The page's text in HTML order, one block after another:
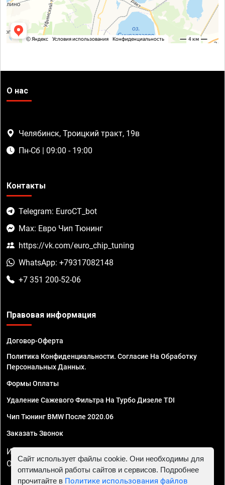
О нас
Челябинск, Троицкий тракт, 19в
Пн-Сб | 09:00 - 19:00
Контакты
Telegram: EuroCT_bot
Max: Евро Чип Тюнинг
https://vk.com/euro_chip_tuning
WhatsApp: +79317082148
+7 351 200-52-06
Правовая информация
Договор-Оферта
Политика Конфиденциальности. Согласие На Обработку
Персональных Данных.
Формы Оплаты
Удаление Сажевого Фильтра На Турбо Дизеле TDI
Чип Тюнинг BMW После 2020.06
Заказать Звонок
ИП Смирнов Георгий Павлович. ИНН 781302555843,
ОГРНИП 324470400032610
Сайт использует файлы cookie. Они необходимы для
оптимальной работы сайтов и сервисов. Подробнее
прочитайте в Политике использования файлов